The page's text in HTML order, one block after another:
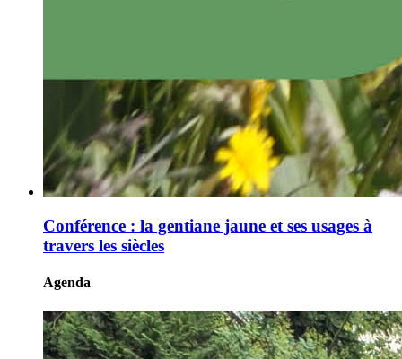
Conférence : la gentiane jaune et ses usages à
travers les siècles
Agenda